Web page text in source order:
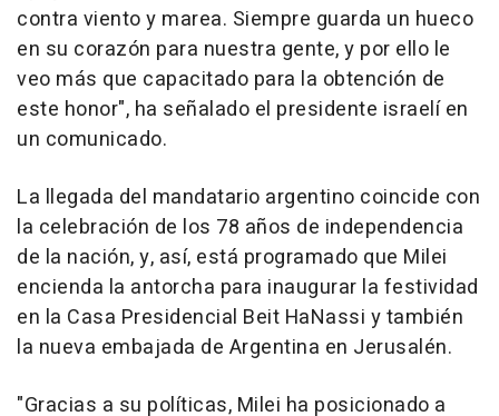
contra viento y marea. Siempre guarda un hueco
en su corazón para nuestra gente, y por ello le
veo más que capacitado para la obtención de
este honor", ha señalado el presidente israelí en
un comunicado.
La llegada del mandatario argentino coincide con
la celebración de los 78 años de independencia
de la nación, y, así, está programado que Milei
encienda la antorcha para inaugurar la festividad
en la Casa Presidencial Beit HaNassi y también
la nueva embajada de Argentina en Jerusalén.
"Gracias a su políticas, Milei ha posicionado a